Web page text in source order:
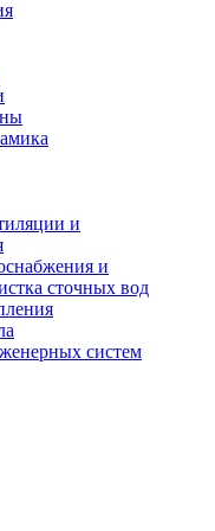
и
и
сточных вод
систем